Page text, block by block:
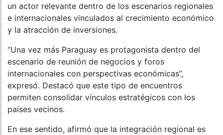
un actor relevante dentro de los escenarios regionales
e internacionales vinculados al crecimiento económico
y la atracción de inversiones.
“Una vez más Paraguay es protagonista dentro del
escenario de reunión de negocios y foros
internacionales con perspectivas económicas”,
expresó. Destacó que este tipo de encuentros
permiten consolidar vínculos estratégicos con los
países vecinos.
En ese sentido, afirmó que la integración regional es